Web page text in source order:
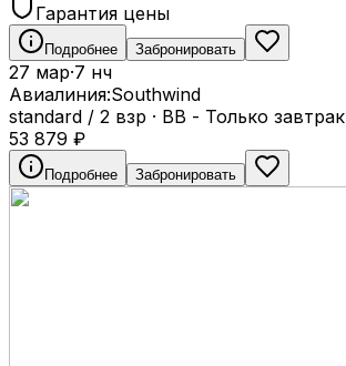
Гарантия цены
Подробнее Забронировать
27 мар·7 нч
Авиалиния:Southwind
standard / 2 взр · BB - Только завтрак
53 879 ₽
Подробнее Забронировать